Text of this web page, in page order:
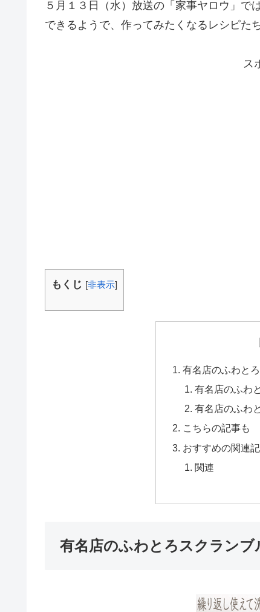
５月１３日（水）放送の「家事ヤロウ」で
できるようで、作ってみたくなるレシピた
ス
もくじ [非表示]
有名店のふわと
有名店のふわ
有名店のふわ
こちらの記事も
おすすめの関連
関連
有名店のふわとろスクラン